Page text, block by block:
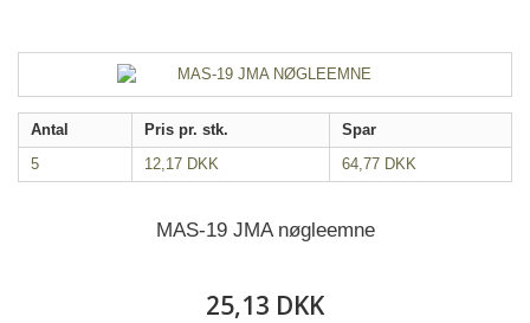
Antal Pris pr. stk.
Spar
5
12,17 DKK 64,77 DKK
MAS-19 JMA nøgleemne
25,13 DKK